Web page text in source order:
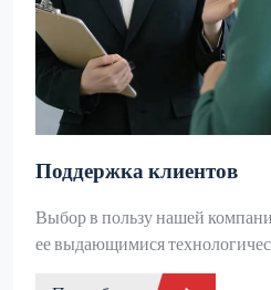
Поддержка клиентов
Выбор в пользу нашей
ее выдающимися
и надежностью, но и, что